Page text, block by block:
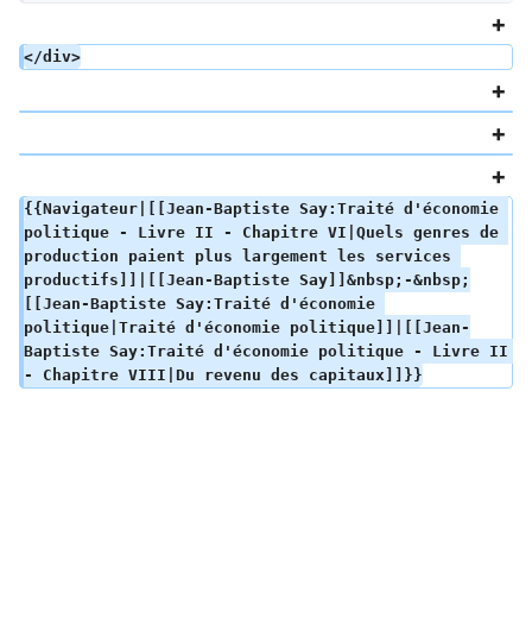
</div>
{{Navigateur|[[Jean-Baptiste Say:Traité d'économie
politique - Livre II - Chapitre VI|Quels genres de
production paient plus largement les services
productifs]]|[[Jean-Baptiste Say]]&nbsp;-&nbsp;
[[Jean-Baptiste Say:Traité d'économie
politique|Traité d'économie politique]]|[[Jean-
Baptiste Say:Traité d'économie politique - Livre II
- Chapitre VIII|Du revenu des capitaux]]}}